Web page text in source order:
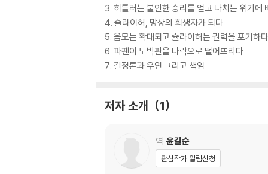
3. 히틀러는 불안한 승리를 얻고 나치는 위기에
4. 슐라이허, 망상의 희생자가 되다
5. 음모는 확대되고 슐라이허는 권력을 포기하다
6. 파펜이 도박판을 나락으로 떨어뜨리다
7. 결정론과 우연 그리고 책임
저자 소개 1
역 윤길순
관심작가 알림신청